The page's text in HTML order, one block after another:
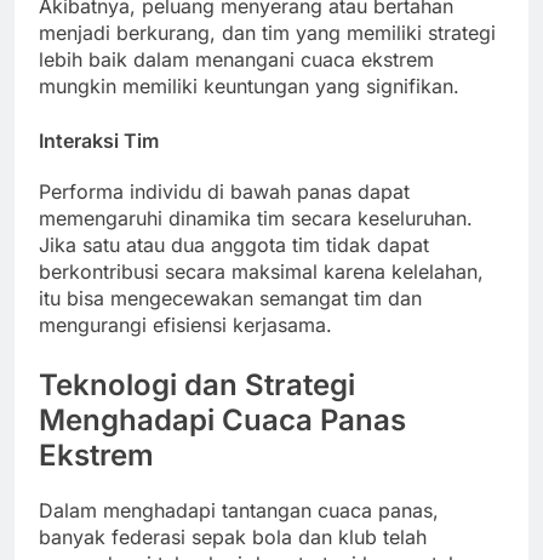
Akibatnya, peluang menyerang atau bertahan
menjadi berkurang, dan tim yang memiliki strategi
lebih baik dalam menangani cuaca ekstrem
mungkin memiliki keuntungan yang signifikan.
Interaksi Tim
Performa individu di bawah panas dapat
memengaruhi dinamika tim secara keseluruhan.
Jika satu atau dua anggota tim tidak dapat
berkontribusi secara maksimal karena kelelahan,
itu bisa mengecewakan semangat tim dan
mengurangi efisiensi kerjasama.
Teknologi dan Strategi
Menghadapi Cuaca Panas
Ekstrem
Dalam menghadapi tantangan cuaca panas,
banyak federasi sepak bola dan klub telah